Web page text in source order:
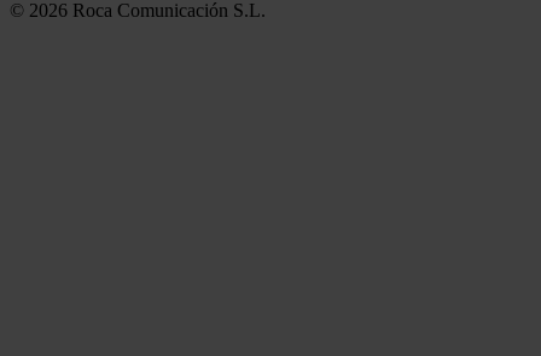
© 2026 Roca Comunicación S.L.